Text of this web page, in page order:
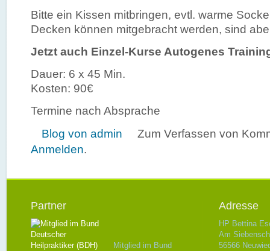
Bitte ein Kissen mitbringen, evtl. warme
Decken können mitgebracht werden, sind
Jetzt auch Einzel-Kurse Autogenes
Dauer: 6 x 45 Min.
Kosten: 90€
Termine nach Absprache
Blog von admin
Zum Verfassen von
Anmelden.
Partner
Mitglied im Bund
Adresse
HP Bettina
Am
56566